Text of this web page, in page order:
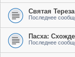
Святая
Последнее
Пасха:
Последнее